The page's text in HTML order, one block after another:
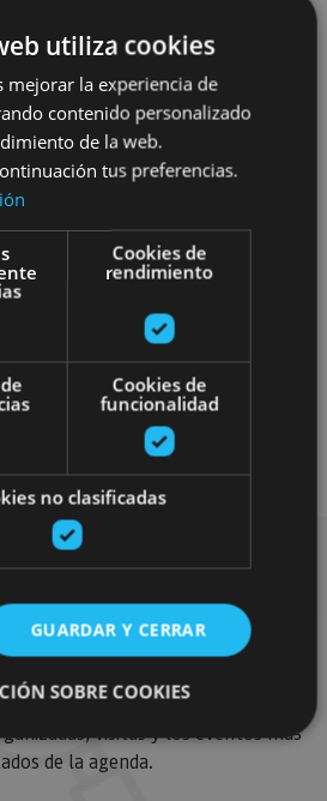
Castillos y fortalezas
religiosa
más planes
para completar tu viaje en
visitas y los eventos más
de la agenda.
utiliza cookies
mejorar la experiencia de
contenido personalizado
de la web.
tus preferencias.
Cookies de
rendimiento
Cookies de
funcionalidad
no clasificadas
GUARDAR Y CERRAR
SOBRE COOKIES